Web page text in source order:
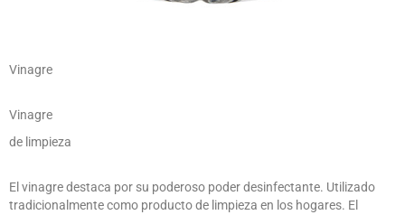
Vinagre
Vinagre
de limpieza
El vinagre destaca por su poderoso poder desinfectante. Utilizado
tradicionalmente como producto de limpieza en los hogares. El